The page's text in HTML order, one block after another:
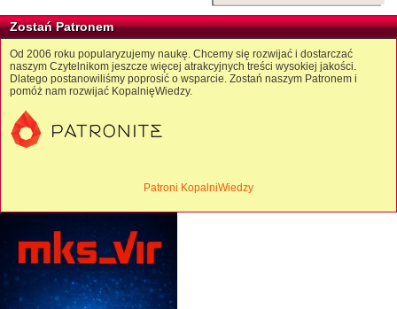
Zostań Patronem
Od 2006 roku popularyzujemy naukę. Chcemy się rozwijać i dostarczać
naszym Czytelnikom jeszcze więcej atrakcyjnych treści wysokiej jakości.
Dlatego postanowiliśmy poprosić o wsparcie. Zostań naszym Patronem i
pomóż nam rozwijać KopalnięWiedzy.
Patroni KopalniWiedzy